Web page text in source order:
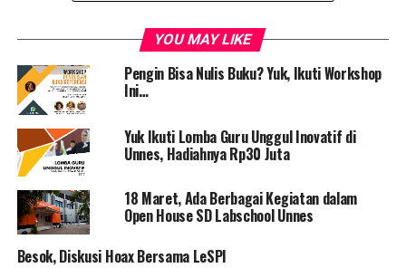
rahmat petuguran
YOU MAY LIKE
Pengin Bisa Nulis Buku? Yuk, Ikuti Workshop
Ini…
Yuk Ikuti Lomba Guru Unggul Inovatif di
Unnes, Hadiahnya Rp30 Juta
18 Maret, Ada Berbagai Kegiatan dalam
Open House SD Labschool Unnes
Besok, Diskusi Hoax Bersama LeSPI